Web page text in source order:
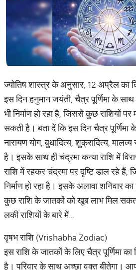
ज्योतिष शास्त्र के अनुसार, 12 अप्रैल का
इस दिन हनुमान जयंती, चैत्र पूर्णिमा के
भी निर्माण हो रहा है, जिससे कुछ राशियों पर
सकती है। बता दें कि इस दिन चैत्र पूर्णिमा
नारायण योग, बुधादित्य, शुक्रादित्य, मालव्य
है। इसके साथ ही चंद्रमा कन्या राशि में
राशि में रहकर चंद्रमा पर दृष्टि डाल रहे
निर्माण हो रहा है। इसके अलावा शनिवार
कुछ राशि के जातकों को खूब लाभ मिल
लकी राशियों के बारे में…
वृषभ राशि (Vrishabha Zodiac)
इस राशि के जातकों के लिए चैत्र पूर्णिमा का
है। परिवार के साथ अच्छा वक्त बीतेगा।